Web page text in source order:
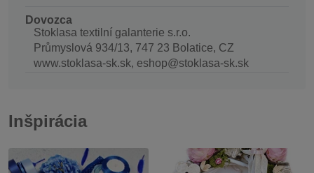
Dovozca
Stoklasa textilní galanterie s.r.o.
Průmyslová 934/13, 747 23 Bolatice, CZ
www.stoklasa-sk.sk, eshop@stoklasa-sk.sk
Inšpirácia